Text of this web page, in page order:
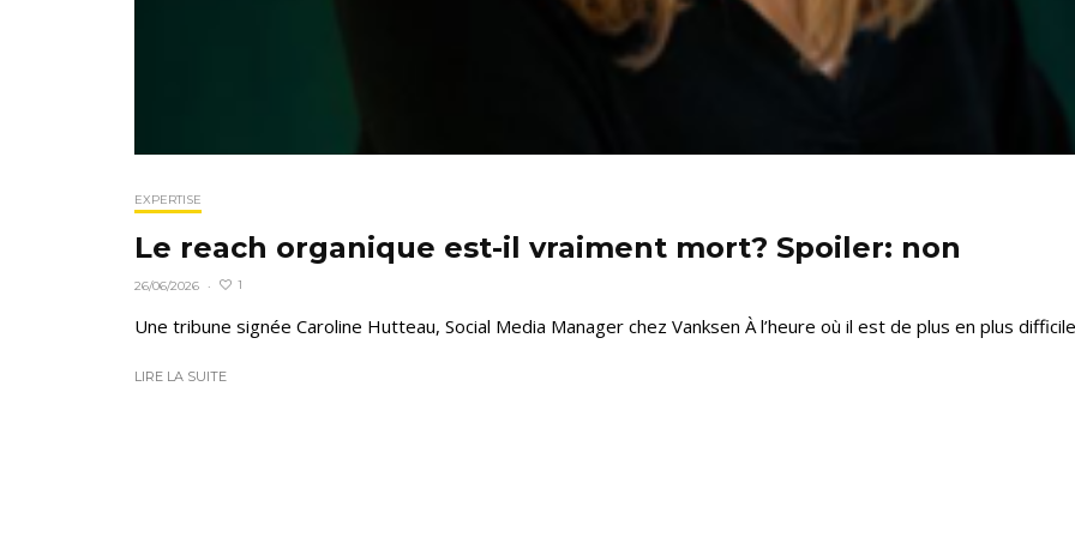
EXPERTISE
Le reach organique est-il vraiment mort? Spoiler: non
26/06/2026 · 1
Une tribune signée Caroline Hutteau, Social Media Manager chez Vanksen À l’heure où il est de plus en plus
LIRE LA SUITE